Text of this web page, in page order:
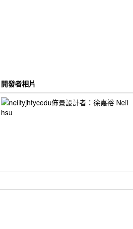
開發者相片